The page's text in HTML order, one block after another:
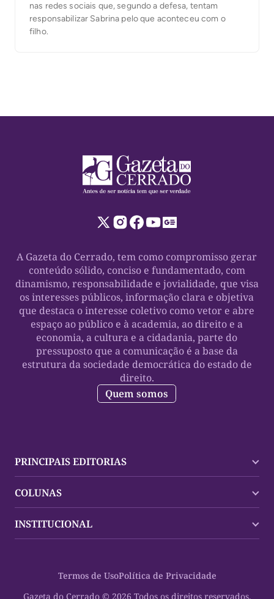
nas redes sociais que, segundo a defesa, tentam
responsabilizar Sabrina pelo que aconteceu com o
filho.
A Gazeta do Cerrado, tem como compromisso gerar
conteúdo sólido, conciso e fundamentado, com
dinamismo, responsabilidade e jovialidade, que visa
os interesses públicos, informação clara e objetiva
que destaca o interesse coletivo como vetor e abre
espaço ao público e à academia, ao direito e a
economia, a cultura e a cidadania, parte do
pressuposto que a comunicação é a base da
estrutura da sociedade democrática do estado de
direito.
Quem somos
PRINCIPAIS EDITORIAS
Últimas Notícias
Palmas
Mundo
Oportunidades
Cultura
COLUNAS
Trocando em Miúdos
Policial
Planeta Vivo
Espaço Cidadania
INSTITUCIONAL
Gazeta do Cerrado © 2026 Todos os direitos reservados.
Termos de UsoPolítica de Privacidade